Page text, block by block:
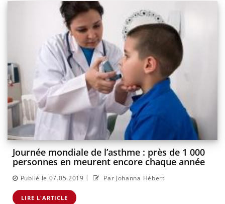
Journée mondiale de l’asthme : près de 1 000
personnes en meurent encore chaque année
Publié le 07.05.2019 | Par Johanna Hébert
LIRE L'ARTICLE